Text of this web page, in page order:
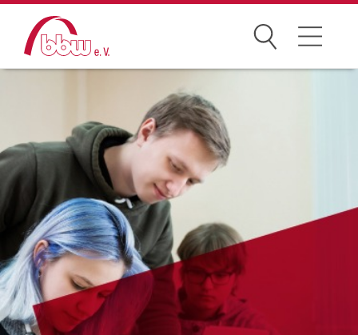
Suchen
Zielgruppen
Themen
Dialog und Netzwerke
Karriere
bbw-Gruppe